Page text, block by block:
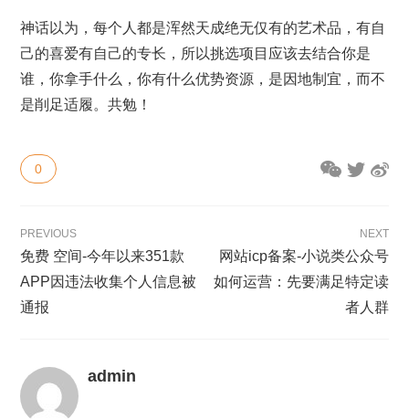
神话以为，每个人都是浑然天成绝无仅有的艺术品，有自
己的喜爱有自己的专长，所以挑选项目应该去结合你是
谁，你拿手什么，你有什么优势资源，是因地制宜，而不
是削足适履。共勉！
0
PREVIOUS
免费 空间-今年以来351款
APP因违法收集个人信息被
通报
NEXT
网站icp备案-小说类公众号
如何运营：先要满足特定读
者人群
admin